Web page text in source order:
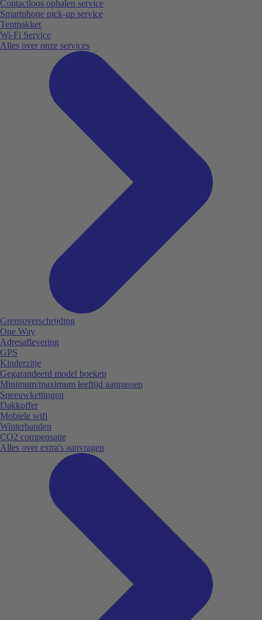
Contactloos ophalen service
Smartphone pick-up service
Tentpakket
Wi-Fi Service
Alles over onze services
Grensoverschrijding
One Way
Adresaflevering
GPS
Kinderzitje
Gegarandeerd model boeken
Minimum/maximum leeftijd aanpassen
Sneeuwkettingen
Dakkoffer
Mobiele wifi
Winterbanden
CO2 compensatie
Alles over extra's aanvragen